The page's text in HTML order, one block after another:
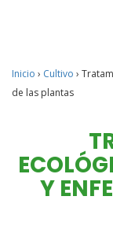
Inicio › Cultivo ›
de las plantas
Y